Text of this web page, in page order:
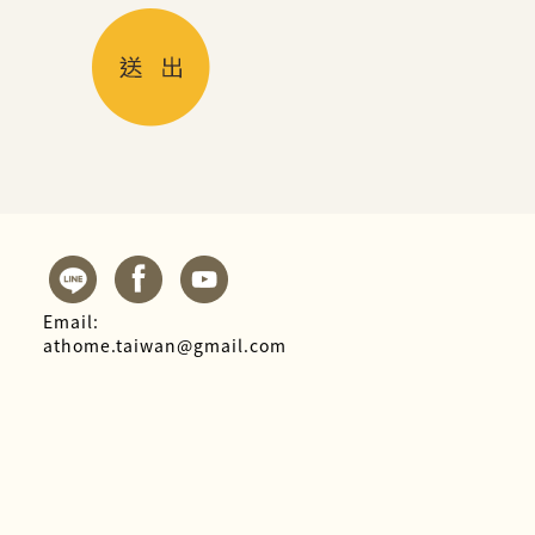
Email:
athome.taiwan@gmail.com